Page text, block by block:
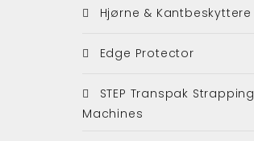
Hjørne & Kantbeskyttere
Edge Protector
STEP Transpak Strapping
Machines